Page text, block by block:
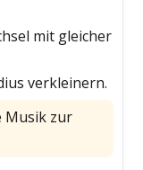
mit gleicher
verkleinern.
Musik zur